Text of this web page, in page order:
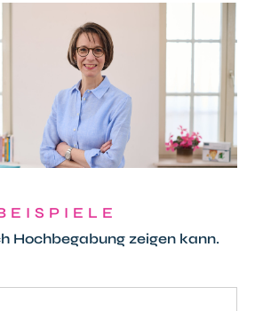
Hochbegabung zeigen kann.